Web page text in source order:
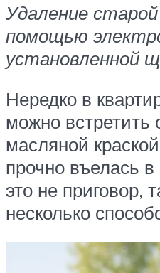
Удаление старой
помощью
установленной
Нередко в
можно
масляной
прочно въелась
это не приговор,
несколько